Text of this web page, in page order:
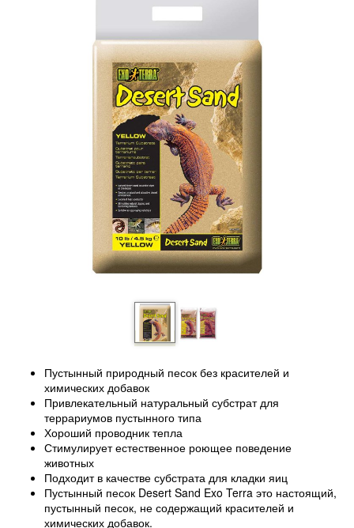
Пустынный природный песок без красителей и
химических добавок
Привлекательный натуральный субстрат для
террариумов пустынного типа
Хороший проводник тепла
Стимулирует естественное роющее поведение
животных
Подходит в качестве субстрата для кладки яиц
Пустынный песок Desert Sand Exo Terra это настоящий,
пустынный песок, не содержащий красителей и
химических добавок.